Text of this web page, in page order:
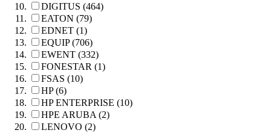
DIGITUS (464)
EATON (79)
EDNET (1)
EQUIP (706)
EWENT (332)
FONESTAR (1)
FSAS (10)
HP (6)
HP ENTERPRISE (10)
HPE ARUBA (2)
LENOVO (2)